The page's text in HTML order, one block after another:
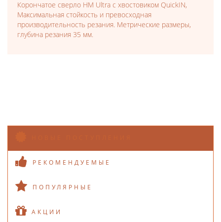
Корончатое сверло HM Ultra с хвостовиком QuickIN,
Максимальная стойкость и превосходная
производительность резания. Метрические размеры,
глубина резания 35 мм.
РЕКОМЕНДУЕМЫЕ
ПОПУЛЯРНЫЕ
АКЦИИ